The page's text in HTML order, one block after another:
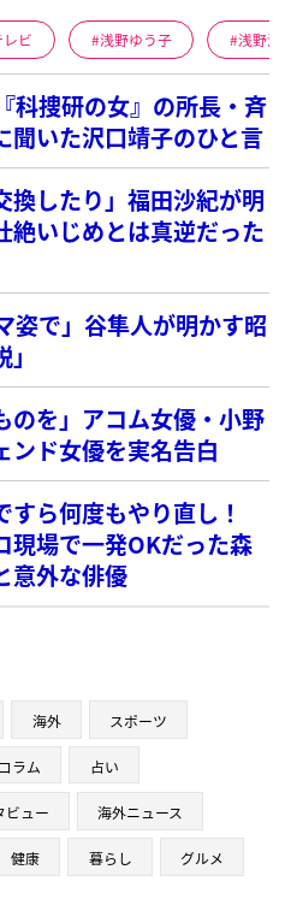
ビ 浅野ゆう子 浅野温
科捜研の女』の所長・斉
聞いた沢口靖子のひと言
換したり」福田沙紀が明
絶いじめとは真逆だった
姿で」谷隼人が明かす昭
のを」アコム女優・小野
ンド女優を実名告白
ら何度もやり直し！
現場で一発OKだった森
意外な俳優
海外 スポーツ
コラム 占い
ビュー 海外ニュース
健康 暮らし グルメ